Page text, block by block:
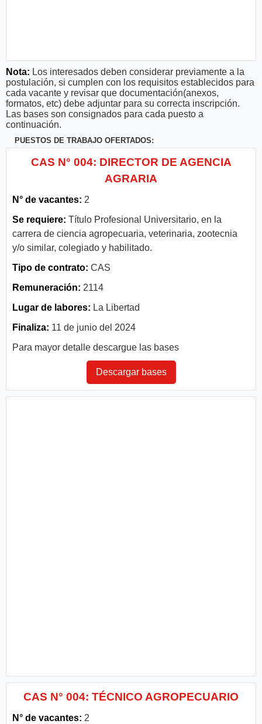
Nota: Los interesados deben considerar previamente a la
postulación, si cumplen con los requisitos establecidos para
cada vacante y revisar que documentación(anexos,
formatos, etc) debe adjuntar para su correcta inscripción.
Las bases son consignados para cada puesto a
continuación.
PUESTOS DE TRABAJO OFERTADOS:
CAS N° 004: DIRECTOR DE AGENCIA
AGRARIA
N° de vacantes: 2
Se requiere: Título Profesional Universitario, en la
carrera de ciencia agropecuaria, veterinaria, zootecnia
y/o similar, colegiado y habilitado.
Tipo de contrato: CAS
Remuneración: 2114
Lugar de labores: La Libertad
Finaliza: 11 de junio del 2024
Para mayor detalle descargue las bases
Descargar bases
CAS N° 004: TÉCNICO AGROPECUARIO
N° de vacantes: 2